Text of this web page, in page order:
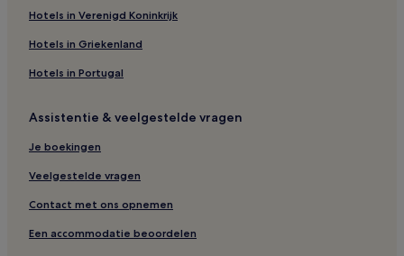
Hotels in Verenigd Koninkrijk
Hotels in Griekenland
Hotels in Portugal
Assistentie & veelgestelde vragen
Je boekingen
Veelgestelde vragen
Contact met ons opnemen
Een accommodatie beoordelen